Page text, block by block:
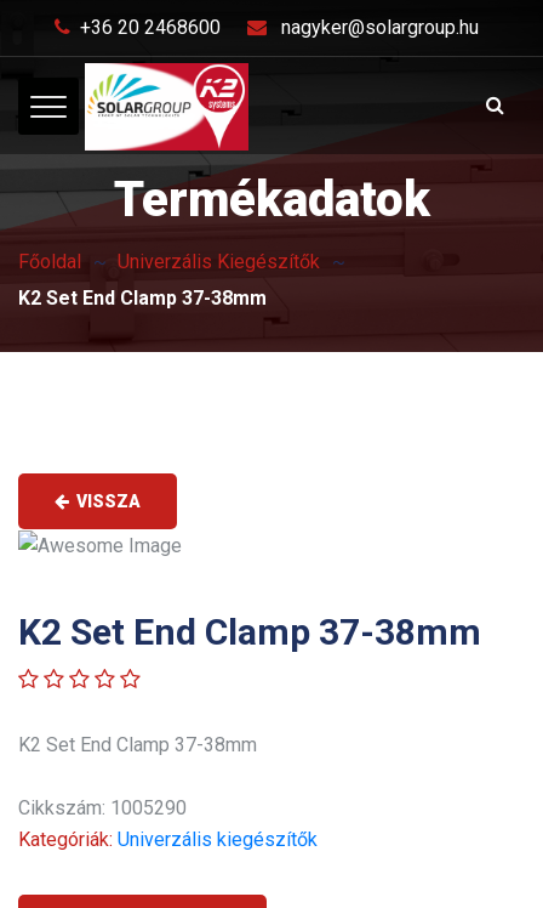
+36 20 2468600 nagyker@solargroup.hu
Termékadatok
Főoldal
Univerzális Kiegészítők
K2 Set End Clamp 37-38mm
VISSZA
K2 Set End Clamp 37-38mm
K2 Set End Clamp 37-38mm
Cikkszám: 1005290
Kategóriák: Univerzális kiegészítők